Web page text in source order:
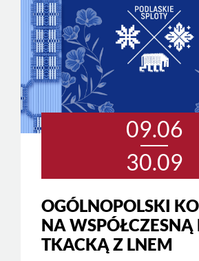
09.06
30.09
OGÓLNOPOLSKI
NA WSPÓŁCZESNĄ
TKACKĄ Z LNEM